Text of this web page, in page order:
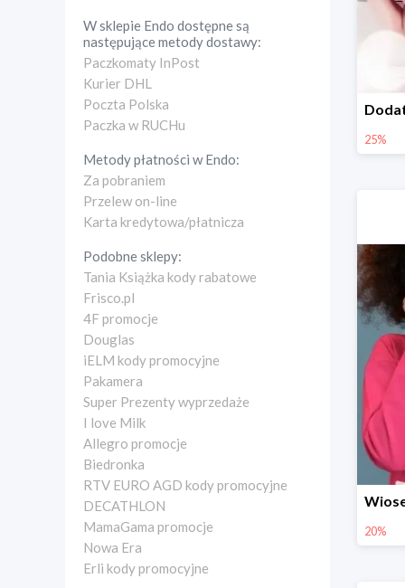
W sklepie Endo dostępne są
następujące metody dostawy:
Paczkomaty InPost
Kurier DHL
Poczta Polska
Paczka w RUCHu
Metody płatności wEndo:
Za pobraniem
Przelew on-line
Karta kredytowa/płatnicza
Podobne sklepy:
Tania Książka kody rabatowe
Frisco.pl
4F promocje
Douglas
iELM kody promocyjne
Pakamera
Super Prezenty wyprzedaże
I love Milk
Allegro promocje
Biedronka
RTV EURO AGD kody promocyjne
DECATHLON
MamaGama promocje
Nowa Era
Erli kody promocyjne
25%
20%